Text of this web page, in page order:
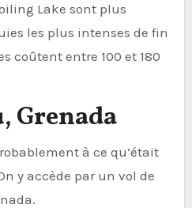
Lake sont plus
les plus intenses de fin
coûtent entre 100 et 180
Grenada
à ce qu’était
y accède par un vol de